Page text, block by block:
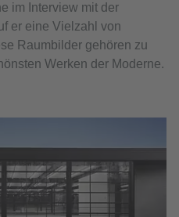
im Interview mit der
er eine Vielzahl von
Raumbilder gehören zu
Werken der Moderne.